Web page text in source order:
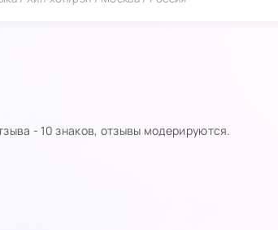
- 10 знаков, отзывы модерируются.